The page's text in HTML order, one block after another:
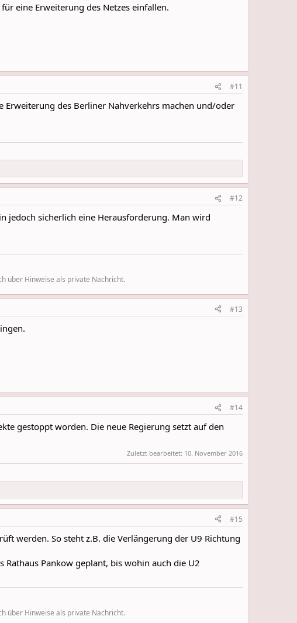
eine Erweiterung des Netzes einfallen.
#11
des Berliner Nahverkehrs machen und/oder
#12
jedoch sicherlich eine Herausforderung. Man wird
über Hinweise als private Nachricht.
#13
#14
gestoppt worden. Die neue Regierung setzt auf den
Zuletzt bearbeitet: 10. November 2016
#15
werden. So steht z.B. die Verlängerung der U9 Richtung
Rathaus Pankow geplant, bis wohin auch die U2
über Hinweise als private Nachricht.